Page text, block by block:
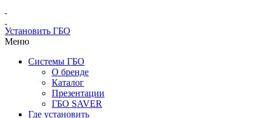
Установить ГБО
Меню
Системы ГБО
О бренде
Каталог
Презентации
ГБО SAVER
Где установить